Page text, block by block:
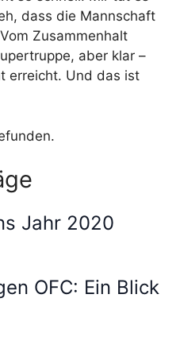
dass die Mannschaft
Zusammenhalt
aber klar –
erreicht. Und das ist
Jahr 2020
OFC: Ein Blick